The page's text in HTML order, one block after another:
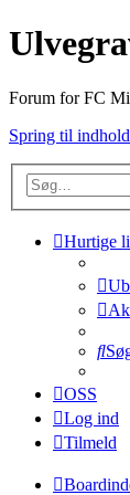
Forum for FC
Spring til indhold
Hurtige
OSS
Log ind
Tilmeld